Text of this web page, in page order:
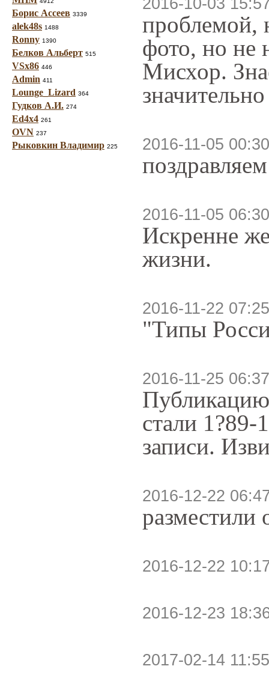
Борис Ассеев 3339
alek48s 1488
Ronny 1390
Белков Альберт 515
VSx86 446
Admin 411
Lounge_Lizard 364
Гудков А.И. 274
Ed4x4 261
OVN 237
Рыковкин Владимир 225
2016-10-03
проблемой,
фото, но не
Мисхор.
2016-11-05
2016-11-05
Искренне
жизни.
2016-11-22
"Типы
2016-11-25
стали
записи.
2016-12-22
2016-12-22
2016-12-23
2017-02-14